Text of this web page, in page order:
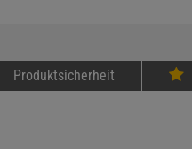
Produktsicherheit